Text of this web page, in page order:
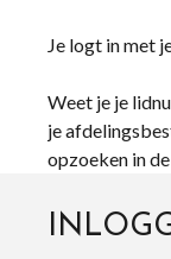
Je logt in met
Weet je je
je
opzoeken in